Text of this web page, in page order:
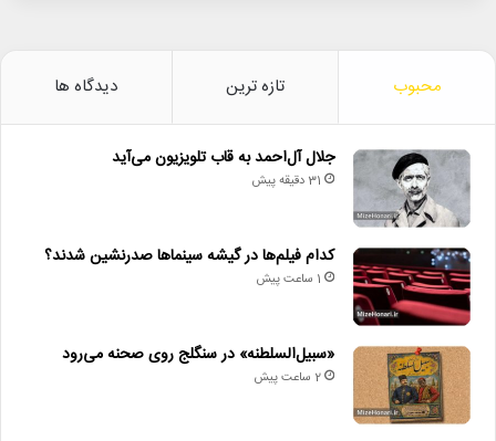
محبوب تازه ترین دیدگاه ها
جلال آل‌احمد به قاب تلویزیون می‌آید
31 دقیقه پیش
کدام فیلم‌ها در گیشه سینماها صدرنشین شدند؟
1 ساعت پیش
«سبیل‌السلطنه» در سنگلج روی صحنه می‌رود
2 ساعت پیش